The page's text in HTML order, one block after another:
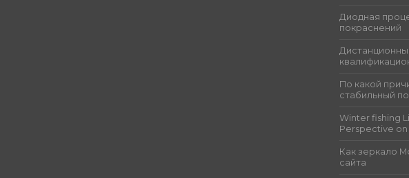
Диодная
покраснений
По какой
стабильный
Winter fishing
Perspective
Как зеркало
сайта